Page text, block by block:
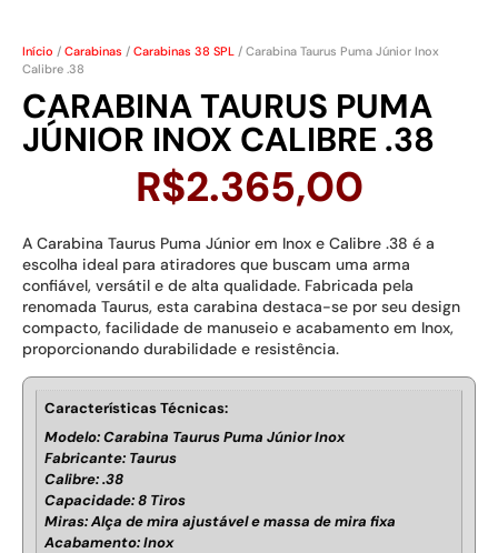
Início / Carabinas / Carabinas 38 SPL / Carabina Taurus Puma Júnior Inox
Calibre .38
CARABINA TAURUS PUMA
JÚNIOR INOX CALIBRE .38
R$2.365,00
A Carabina Taurus Puma Júnior em Inox e Calibre .38 é a
escolha ideal para atiradores que buscam uma arma
confiável, versátil e de alta qualidade. Fabricada pela
renomada Taurus, esta carabina destaca-se por seu design
compacto, facilidade de manuseio e acabamento em Inox,
proporcionando durabilidade e resistência.
Características Técnicas:
Modelo: Carabina Taurus Puma Júnior Inox
Fabricante: Taurus
Calibre: .38
Capacidade: 8 Tiros
Miras: Alça de mira ajustável e massa de mira fixa
Acabamento: Inox